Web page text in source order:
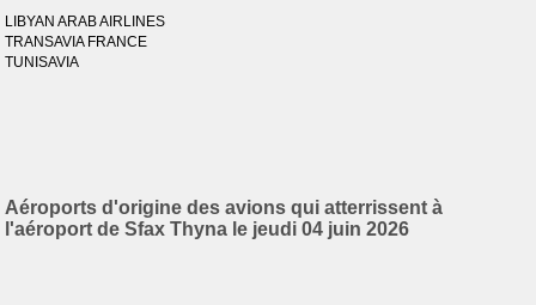
LIBYAN ARAB AIRLINES
TRANSAVIA FRANCE
TUNISAVIA
Aéroports d'origine des avions qui atterrissent à
l'aéroport de Sfax Thyna le jeudi 04 juin 2026